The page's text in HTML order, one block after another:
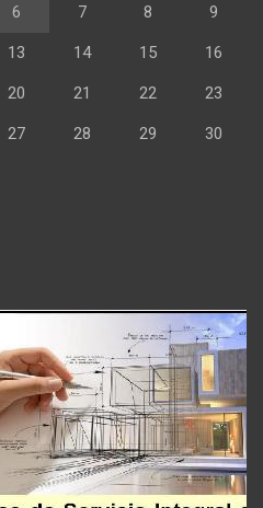
6 7 8 9
13 14 15 16
20 21 22 23
27 28 29 30